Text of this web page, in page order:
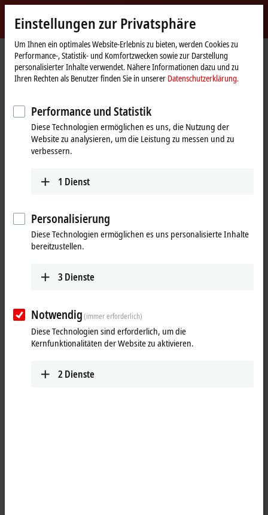
Beckhoff
-
New
Automation
Technology
myBeckhoff
StartseiteProdukte I/O
EtherCAT Box
ER4xxx | Zinkdruckguss-EtherCAT
Box, Analog-Ausgang
ER4xxx | Analog-Ausgang
Signal
±10 V, 0/4…20 mA
Normsignal
ER4374-0002
Einstellungen zur Privatsphäre
Um Ihnen ein optimales Website-Erlebnis zu bieten, werden Cookies zu
Performance-, Statistik- und Komfortzwecken sowie zur Darstellung
personalisierter Inhalte verwendet. Nähere Informationen dazu und zu
Ihren Rechten als Benutzer finden Sie in unserer Datenschutzerklärung.
Performance und Statistik
Diese Technologien ermöglichen es uns, die Nutzung der
Website zu analysieren, um die Leistung zu messen und zu
verbessern.
1 Dienst
Personalisierung
Diese Technologien ermöglichen es uns personalisierte Inhalte
bereitzustellen.
3 Dienste
Notwendig(immer erforderlich)
Diese Technologien sind erforderlich, um die
Kernfunktionalitäten der Website zu aktivieren.
2 Dienste